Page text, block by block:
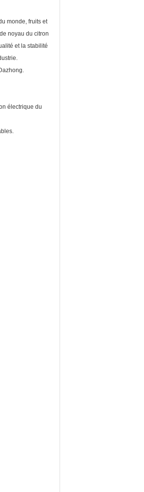
monde, fruits et
noyau du citron
et la stabilité
électrique du